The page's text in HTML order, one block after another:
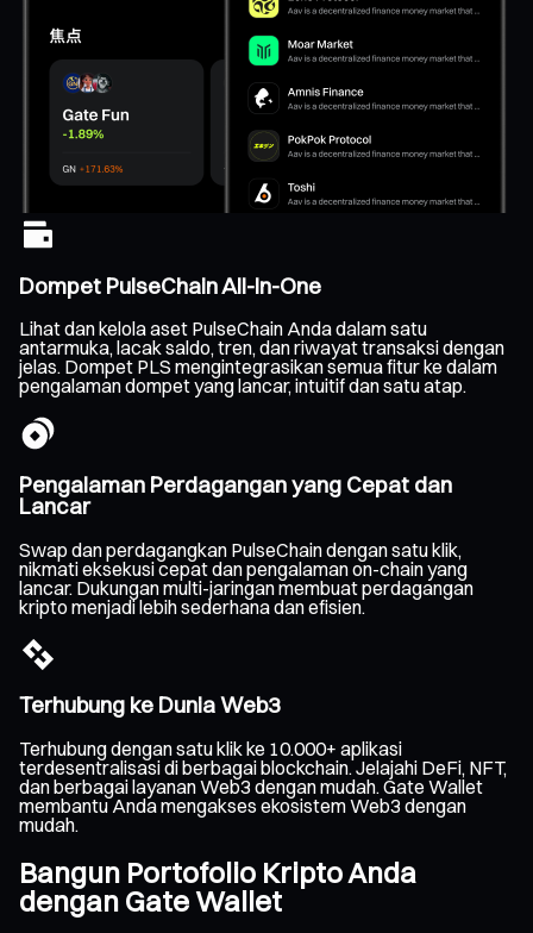
Dompet PulseChain All-In-One
Lihat dan kelola aset PulseChain Anda dalam satu
antarmuka, lacak saldo, tren, dan riwayat transaksi dengan
jelas. Dompet PLS mengintegrasikan semua fitur ke dalam
pengalaman dompet yang lancar, intuitif dan satu atap.
Pengalaman Perdagangan yang Cepat dan
Lancar
Swap dan perdagangkan PulseChain dengan satu klik,
nikmati eksekusi cepat dan pengalaman on-chain yang
lancar. Dukungan multi-jaringan membuat perdagangan
kripto menjadi lebih sederhana dan efisien.
Terhubung ke Dunia Web3
Terhubung dengan satu klik ke 10.000+ aplikasi
terdesentralisasi di berbagai blockchain. Jelajahi DeFi, NFT,
dan berbagai layanan Web3 dengan mudah. Gate Wallet
membantu Anda mengakses ekosistem Web3 dengan
mudah.
Bangun Portofolio Kripto Anda
dengan Gate Wallet